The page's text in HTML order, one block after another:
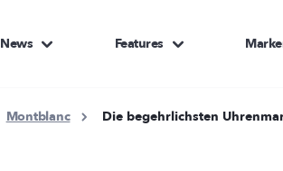
News Features
Montblanc Die begehrlichsten